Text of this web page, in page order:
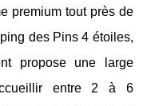
premium tout près de
des Pins 4 étoiles,
propose une large
entre 2 à 6